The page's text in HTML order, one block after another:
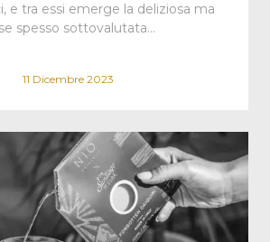
e tra essi emerge la deliziosa ma
spesso sottovalutata…
11 Dicembre 2023